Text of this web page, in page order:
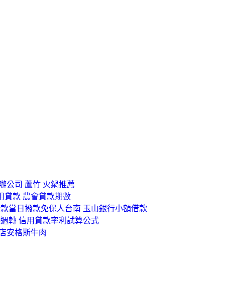
公司 蘆竹 火鍋推薦
貸款 農會貸款期數
當日撥款免保人台南 玉山銀行小額借款
轉 信用貸款率利試算公式
安格斯牛肉